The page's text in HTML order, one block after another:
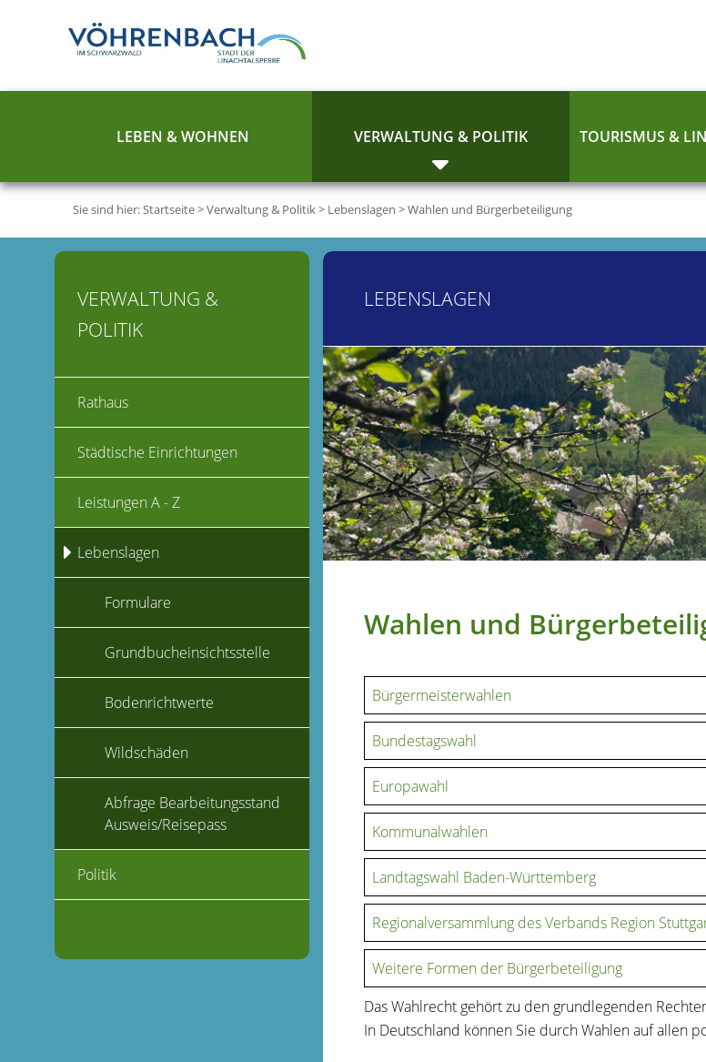
LEBEN & WOHNEN VERWALTUNG & POLITIK TOURISMUS &
Sie sind hier:Startseite>Verwaltung & Politik> Lebenslagen >Wahlen und Bürgerbeteiligung
LEBENSLAGEN
Wahlen und
Bürgermeisterwahlen
Bundestagswahl
Europawahl
Kommunalwahlen
Landtagswahl Baden-Württemberg
Regionalversammlung des Verbands Region
Weitere Formen der Bürgerbeteiligung
Das Wahlrecht gehört zu den grundlegenden
In Deutschland können Sie durch Wahlen auf allen
VERWALTUNG &
POLITIK
Rathaus
Städtische Einrichtungen
Leistungen A - Z
Lebenslagen
Formulare
Grundbucheinsichtsstelle
Bodenrichtwerte
Wildschäden
Abfrage Bearbeitungsstand
Ausweis/Reisepass
Politik